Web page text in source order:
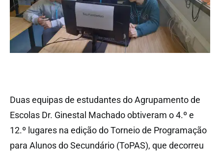
Duas equipas de estudantes do Agrupamento de
Escolas Dr. Ginestal Machado obtiveram o 4.º e
12.º lugares na edição do Torneio de Programação
para Alunos do Secundário (ToPAS), que decorreu